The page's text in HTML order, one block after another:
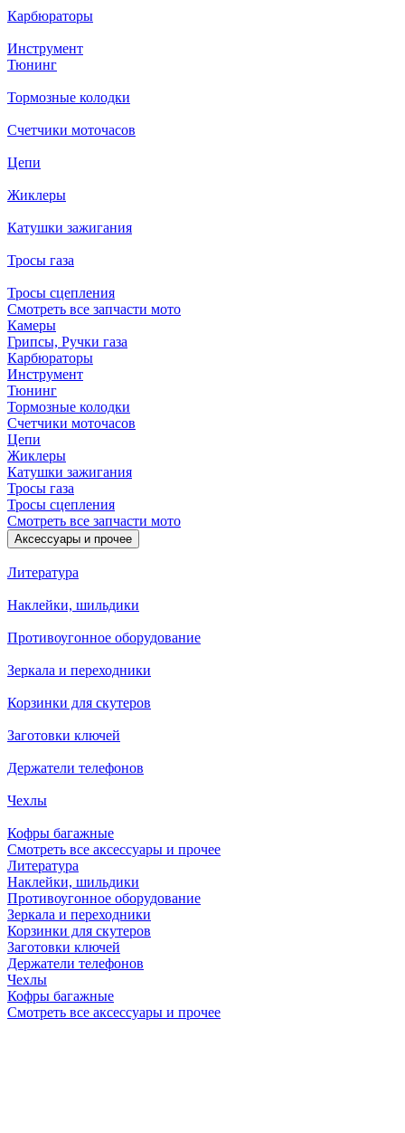
Карбюраторы
Инструмент
Тюнинг
Тормозные колодки
Счетчики моточасов
Цепи
Жиклеры
Катушки зажигания
Тросы газа
Тросы сцепления
Смотреть все запчасти мото
Камеры
Грипсы, Ручки газа
Карбюраторы
Инструмент
Тюнинг
Тормозные колодки
Счетчики моточасов
Цепи
Жиклеры
Катушки зажигания
Тросы газа
Тросы сцепления
Смотреть все запчасти мото
Аксессуары и прочее
Литература
Наклейки, шильдики
Противоугонное оборудование
Зеркала и переходники
Корзинки для скутеров
Заготовки ключей
Держатели телефонов
Чехлы
Кофры багажные
Смотреть все аксессуары и прочее
Литература
Наклейки, шильдики
Противоугонное оборудование
Зеркала и переходники
Корзинки для скутеров
Заготовки ключей
Держатели телефонов
Чехлы
Кофры багажные
Смотреть все аксессуары и прочее